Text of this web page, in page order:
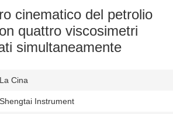
cinematico del petrolio
quattro viscosimetri
simultaneamente
La Cina
Shengtai Instrument